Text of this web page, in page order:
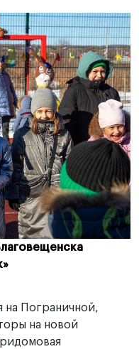
на Пограничной,
на новой